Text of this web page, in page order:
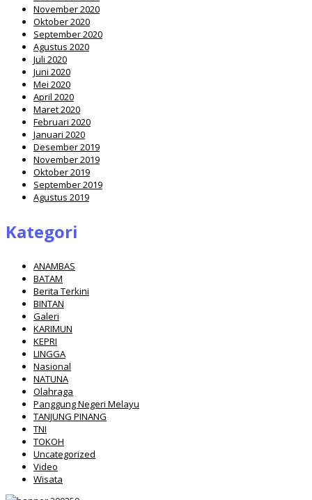
November 2020
Oktober 2020
September 2020
Agustus 2020
Juli 2020
Juni 2020
Mei 2020
April 2020
Maret 2020
Februari 2020
Januari 2020
Desember 2019
November 2019
Oktober 2019
September 2019
Agustus 2019
Kategori
ANAMBAS
BATAM
Berita Terkini
BINTAN
Galeri
KARIMUN
KEPRI
LINGGA
Nasional
NATUNA
Olahraga
Panggung Negeri Melayu
TANJUNG PINANG
TNI
TOKOH
Uncategorized
Video
Wisata